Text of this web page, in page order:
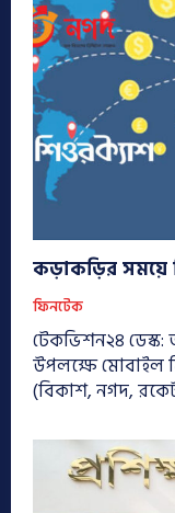
কড়াকড়ির সময়ে
ফিনটেক
টেকভিশন২৪ ডেস্ক:
উপলক্ষে মোবাইল
(বিকাশ, নগদ,